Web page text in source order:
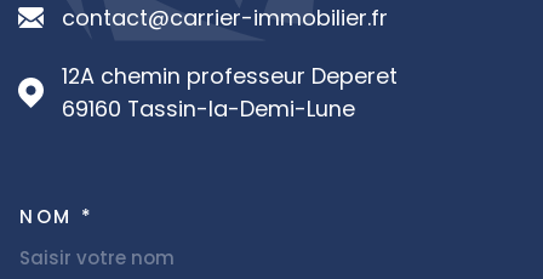
contact@carrier-immobilier.fr
12A chemin professeur Deperet
69160
Tassin-la-Demi-Lune
NOM *